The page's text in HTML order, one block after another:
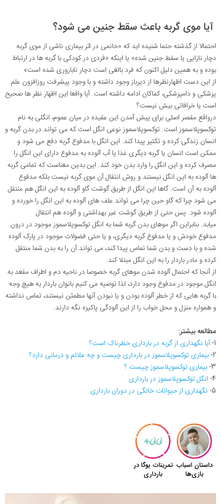
آیا موی گربه باعث سقط جنین می شود؟
احتمالا از گذشته حتما شنیده اید که «خانمی در اثر بیماری ناشی از موی گربه
دچار نازایی یا سقط جنین شده» یا اینکه «فردی در کودکی با گربه ها در ارتباط
بوده و به همین دلیل اکنون که فرد بالغی است دچار ناباروری شده است»
از این دست اظهارنظرها از دیرباز وجود داشته و با وجود پیشرفت روزافزون علم
پزشکی و دامپزشکی، کماکان ادامه داشته است. آیا واقعا این اظهار نظر ها صحیح
است یا خرافاتی بیش نیست؟
درواقع مقصر اصلی برای پیش آمدن این عقیده در میان عموم، انگلی به نام
توکسوپلاسموز است. توکسوپلاسموز نوعی انگل است که می تواند در بدن گربه و
انسان زندگی کرده و تکثیر پیدا کند. این انگل با مدفوع گربه دفع می شود و
ممکن است انسان یا گربه دیگری غذا یا آب آلوده به مدفوع دارای این انگل را
مصرف کرده و این انگل را وارد بدن خود کند. این بدین معناست که تمامی گربه
ها آلوده به این انگل نیستند و روش انتقال آن موی گربه نیست بلکه مدفوع
آلوده به آن است. گاها این انگل از طریق گوشت گاو آلوده به این انگل هم منتقل
می شود چرا که گاو حین چرا می تواند علف های آلوده به این انگل را خورده و
آلوده شود. پس حتی از طریق گوشت غیر بهداشتی و آلوده هم انتقال
میابد. بنابراین اگر موهای بدن گربه شما به انگل توکسوپلاسموز موجود در درون
مدفوع خودش و یا مدفوع گربه دیگری، و یا حتی فضولات موجود در پارک آلوده
شده و با دست و بدن شما تماس پیدا کند، می تواند آن را به بدن شما منتقل
کرده و مادر باردار را به این انگل مبتلا کند.
از آنجا که احتمال آلوده شدن موهای گربه خصوصا در ناحیه دم و اطراف مقعد به
انگل موجود در مدفوع وجود دارد، لذا توصیه می کنیم بانوان باردار به هیچ وجه
با گربه هایی که از خطر آلوده بودن و یا نبودن آنها مطمئن نیستند، تماس نداشته
و همواره منزل و محل خواب را از این آلودگی پاکیزه نگه دارند.
مطالعه بیشتر:
1- آیا نگهداری از گربه در بارداری خطرناک است؟
2- بیماری توکسوپلاسموز در بارداری چیست و چه علائم و درمانی دارد؟
3- بیماری توکسوپلاسموز چیست ؟
4- انگل توکسوپلاسموز در بارداری
5- نگهداری از حیوانات خانگی در دوران بارداری